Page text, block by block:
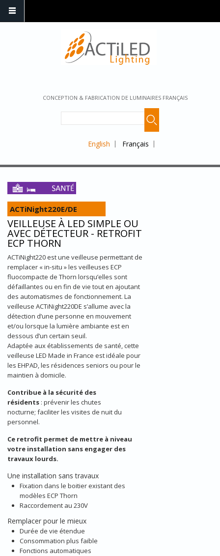
CONCEPTION & FABRICATION DE LUMINAIRES FRANÇAIS
English Français
ACTiNight220E/DE
VEILLEUSE À LED SIMPLE OU
AVEC DÉTECTEUR - RETROFIT
ECP THORN
ACTiNight220 est une veilleuse permettant de
remplacer « in-situ » les veilleuses ECP
fluocompacte de Thorn lorsqu’elles sont
défaillantes ou en fin de vie tout en ajoutant
des automatismes de fonctionnement. La
veilleuse ACTiNight220DE s’allume avec la
détection d’une personne en mouvement
et/ou lorsque la lumière ambiante est en
dessous d’un certain seuil.
Adaptée aux établissements de santé, cette
veilleuse LED Made in France est idéale pour
les EHPAD, les résidences seniors ou pour le
maintien à domicile.
Contribue à la sécurité des
résidents : prévenir les chutes
nocturne; faciliter les visites de nuit du
personnel.
Ce retrofit permet de mettre à niveau
votre installation sans engager des
travaux lourds.
Une installation sans travaux
Fixation dans le boitier existant des
modèles ECP Thorn
Raccordement au 230V
Remplacer pour le mieux
Durée de vie étendue
Consommation plus faible
Fonctions automatiques